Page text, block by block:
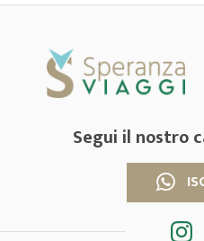
Segui il nostro